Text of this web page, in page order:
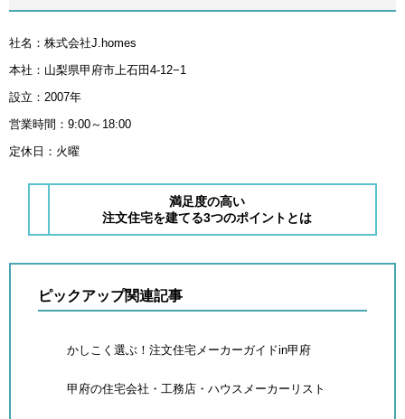
社名：株式会社J.homes
本社：山梨県甲府市上石田4-12−1
設立：2007年
営業時間：9:00～18:00
定休日：火曜
満足度の高い
注文住宅を建てる3つのポイントとは
ピックアップ関連記事
かしこく選ぶ！注文住宅メーカーガイドin甲府
甲府の住宅会社・工務店・ハウスメーカーリスト